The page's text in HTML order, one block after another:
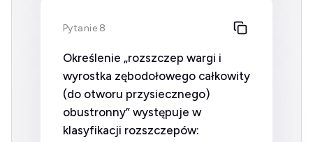
Pytanie 8
Określenie „rozszczep wargi i
wyrostka zębodołowego całkowity
(do otworu przysiecznego)
obustronny” występuje w
klasyfikacji rozszczepów: